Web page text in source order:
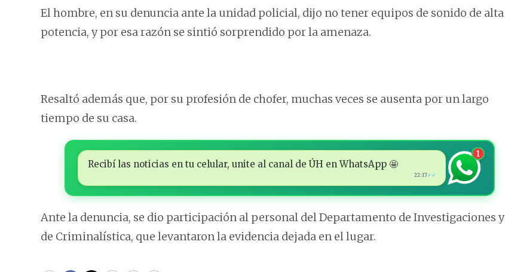
El hombre, en su denuncia ante la unidad policial, dijo no tener equipos de sonido de alta
potencia, y por esa razón se sintió sorprendido por la amenaza.
Resaltó además que, por su profesión de chofer, muchas veces se ausenta por un largo
tiempo de su casa.
Recibí las noticias en tu celular, unite al canal de ÚH en WhatsApp 🤩
22:17✓✓
1
Ante la denuncia, se dio participación al personal del Departamento de Investigaciones y
de Criminalística, que levantaron la evidencia dejada en el lugar.